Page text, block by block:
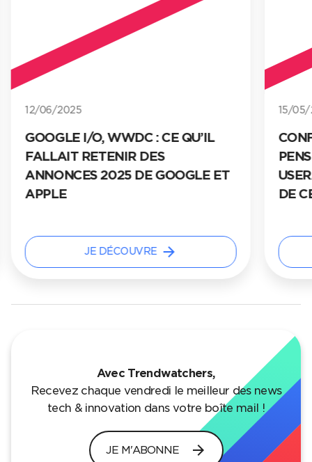
12/06/2025
GOOGLE I/O, WWDC : CE QU’IL
FALLAIT RETENIR DES
ANNONCES 2025 DE GOOGLE ET
APPLE
JE DÉCOUVRE arrow_forward
15/05/
DE
Avec Trendwatchers,
Recevez chaque vendredi le meilleur des news
tech & innovation dans votre boîte mail !
JE M'ABONNE arrow_forward